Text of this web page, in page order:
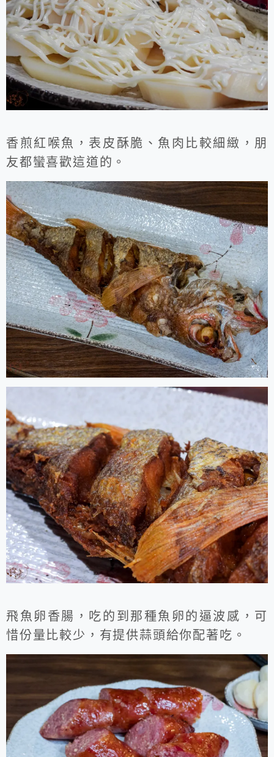
香煎紅喉魚，表皮酥脆、魚肉比較細緻，朋
友都蠻喜歡這道的。
飛魚卵香腸，吃的到那種魚卵的逼波感，可
惜份量比較少，有提供蒜頭給你配著吃。